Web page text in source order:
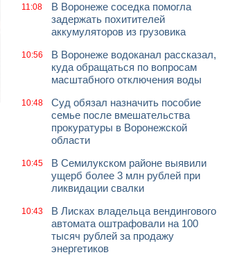
11:08
В Воронеже соседка помогла
задержать похитителей
аккумуляторов из грузовика
10:56
В Воронеже водоканал рассказал,
куда обращаться по вопросам
масштабного отключения воды
10:48
Суд обязал назначить пособие
семье после вмешательства
прокуратуры в Воронежской
области
10:45
В Семилукском районе выявили
ущерб более 3 млн рублей при
ликвидации свалки
10:43
В Лисках владельца вендингового
автомата оштрафовали на 100
тысяч рублей за продажу
энергетиков